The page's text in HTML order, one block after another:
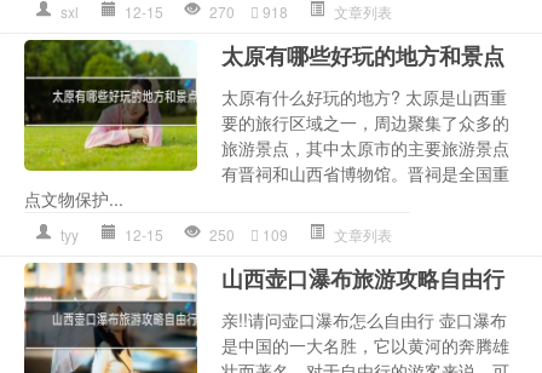
sxl 12-15 270 918 文章列表
太原有哪些好玩的地方和景点
太原有什么好玩的地方? 太原是山西重
要的旅行区域之一，周边聚集了众多的
旅游景点，其中太原市的主要旅游景点
有晋祠和山西省博物馆。晋祠是全国重
点文物保护...
tyy 12-15 250 109 文章列表
山西壶口瀑布旅游攻略自由行
亲!!请问壶口瀑布怎么自由行 壶口瀑布
是中国的一大名胜，它以黄河的奔腾雄